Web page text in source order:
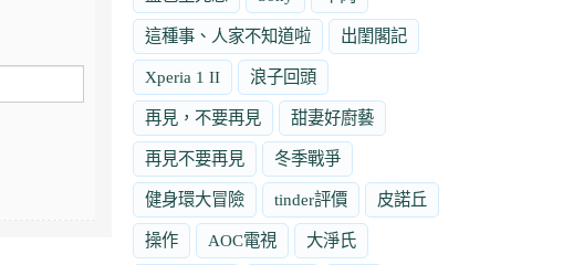
這種事、人家不知道啦 出閨閣記
Xperia 1 II 浪子回頭
再見，不要再見 甜妻好廚藝
再見不要再見 冬季戰爭
健身環大冒險 tinder評價 皮諾丘
操作 AOC電視 大淨氏